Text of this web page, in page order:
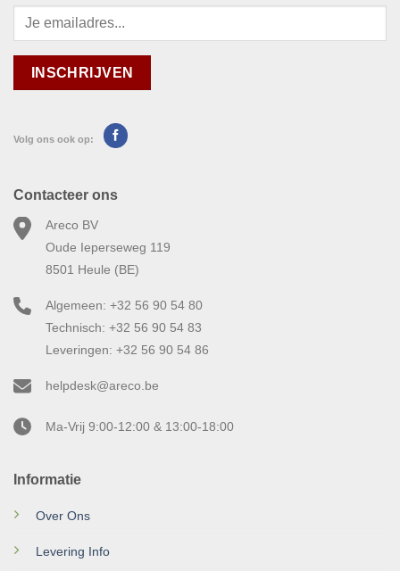
Volg ons ook op:
Informatie
Over Ons
Levering Info
Contacteer ons
Areco BV
Oude Ieperseweg 119
8501 Heule (BE)
Algemeen: +32 56 90 54 80
Technisch: +32 56 90 54 83
Leveringen: +32 56 90 54 86
helpdesk@areco.be
Ma-Vrij 9:00-12:00 & 13:00-18:00